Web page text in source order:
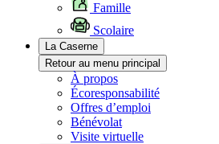
Famille
Scolaire
La Caserne
Retour au menu principal
À propos
Écoresponsabilité
Offres d’emploi
Bénévolat
Visite virtuelle